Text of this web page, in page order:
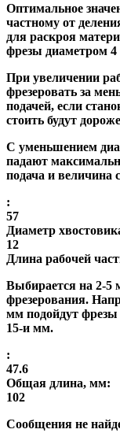
Оптимальное
частному от
для раскроя
фрезы диаметром
При увеличении
фрезеровать за
подачей, если
стоить будут
С уменьшением
падают
подача и величина
:
57
Диаметр
12
Длина рабочей
Выбирается на 2-5
фрезерования.
мм подойдут фрезы
15-и мм.
:
47.6
Общая длина, мм:
102
Сообщения не